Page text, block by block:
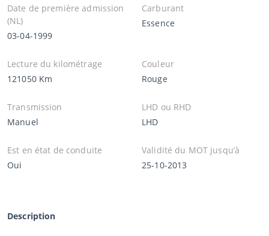
Date de première admission
(NL)
03-04-1999
Carburant
Essence
Lecture du kilométrage
121050 Km
Couleur
Rouge
Transmission
Manuel
LHD ou RHD
LHD
Est en état de conduite
Oui
Validité du MOT jusqu’à
25-10-2013
Description